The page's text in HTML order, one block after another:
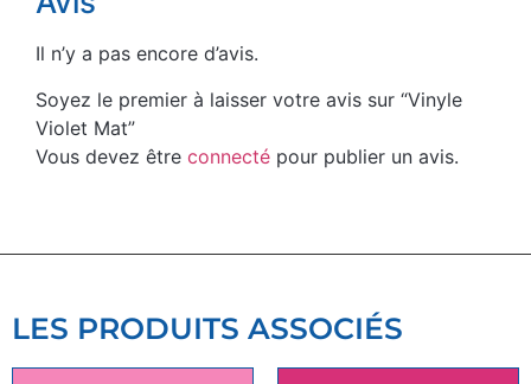
Il n’y a pas encore d’avis.
Soyez le premier à laisser votre avis sur “Vinyle
Violet Mat”
Vous devez être connecté pour publier un avis.
LES PRODUITS ASSOCIÉS